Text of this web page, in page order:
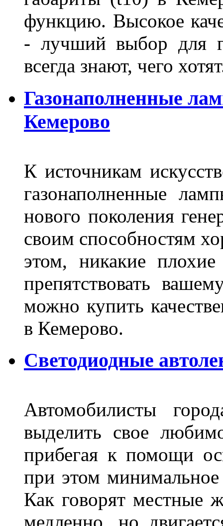
функцию. Высокое
- лучший выбор для
всегда знают, чего
Газонаполненные
Кемерово
К источникам
газонаполненные
нового поколения
своим способностям
этом, никакие
препятствовать
можно купить
в Кемерово.
Светодиодные
Автомобилисты
выделить свое
прибегая к помощи
при этом минимальное
Как говорят местные